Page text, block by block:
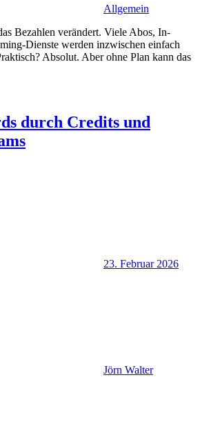
Allgemein
Bezahlen verändert. Viele Abos, In-
Dienste werden inzwischen einfach
Absolut. Aber ohne Plan kann das
durch Credits und
23. Februar 2026
Jörn Walter